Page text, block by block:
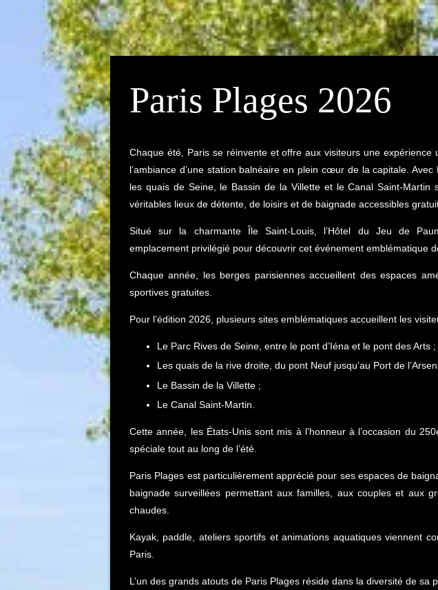
Paris Plages 2026
Chaque été, Paris se réinvente et offre aux visiteurs une expérience
l’ambiance d’une station balnéaire en plein cœur de la capitale. Avec
les quais de Seine, le Bassin de la Villette et le Canal Saint-Martin
véritables lieux de détente, de loisirs et de baignade accessibles
Situé sur la charmante Île Saint-Louis, l’Hôtel du Jeu de
emplacement privilégié pour découvrir cet événement emblématique
Chaque année, les berges parisiennes accueillent des espaces
sportives gratuites.
Pour l’édition 2026, plusieurs sites emblématiques accueillent les
Le Parc Rives de Seine, entre le pont d’Iéna et le pont des Arts ;
Les quais de la rive droite, du pont Neuf jusqu’au Port de
Le Bassin de la Villette ;
Le Canal Saint-Martin.
Cette année, les États-Unis sont mis à l’honneur à l’occasion du
spéciale tout au long de l’été.
Paris Plages est particulièrement apprécié pour ses espaces de
baignade surveillées permettant aux familles, aux couples et aux
chaudes.
Kayak, paddle, ateliers sportifs et animations aquatiques viennent
Paris.
L’un des grands atouts de Paris Plages réside dans la diversité de